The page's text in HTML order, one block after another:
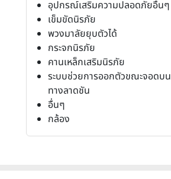
อุปกรณ์เสริมความปลอดภัยอื่นๆ
เข็มขัดนิรภัย
พวงมาลัยยุบตัวได้
กระจกนิรภัย
คานเหล็กเสริมนิรภัย
ระบบช่วยการออกตัวขณะจอดบน
ทางลาดชัน
อื่นๆ
กล้อง